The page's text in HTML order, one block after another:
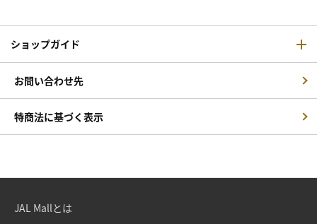
ショップガイド
お問い合わせ先
特商法に基づく表示
JAL Mallとは